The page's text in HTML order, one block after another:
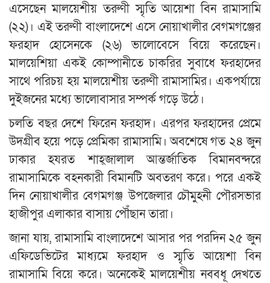
এসেছেন মালয়েশীয় তরুণী স্মৃতি আয়েশা বিন রামাসামি
(২২)। এই তরুণী বাংলাদেশে এসে নোয়াখালীর বেগমগঞ্জের
ফরহাদ হোসেনকে (২৬) ভালোবেসে বিয়ে করেছেন।
মালয়েশিয়া একই কোম্পানীতে চাকরির সুবাধে ফরহাদের
সাথে পরিচয় হয় মালয়েশীয় তরুণী রামাসামির। একপর্যায়ে
দুইজনের মধ্যে ভালোবাসার সম্পর্ক গড়ে উঠে।
চলতি বছর দেশে ফিরেন ফরহাদ। এরপর ফরহাদের প্রেমে
উদগ্রীব হয়ে পড়ে প্রেমিকা রামাসামি। অবশেষে গত ২৪ জুন
ঢাকার হযরত শাহ্জালাল আন্তর্জাতিক বিমানবন্দরে
রামাসামিকে বহনকারী বিমানটি অবতরণ করে। পরে একই
দিন নোয়াখালীর বেগমগঞ্জ উপজেলার চৌমুহনী পৌরসভার
হাজীপুর এলাকার বাসায় পৌঁছান তারা।
জানা যায়, রামাসামি বাংলাদেশে আসার পর পরদিন ২৫ জুন
এফিডেভিটের মাধ্যমে ফরহাদ ও স্মৃতি আয়েশা বিন
রামাসামি বিয়ে করে। অনেকেই মালয়েশীয় নববধূ দেখতে